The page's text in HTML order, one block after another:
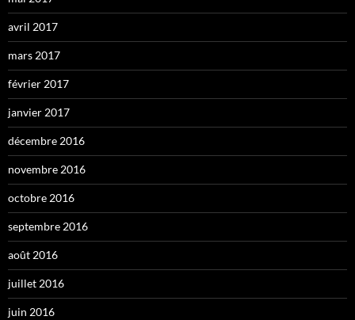
avril 2017
mars 2017
février 2017
janvier 2017
décembre 2016
novembre 2016
octobre 2016
septembre 2016
août 2016
juillet 2016
juin 2016